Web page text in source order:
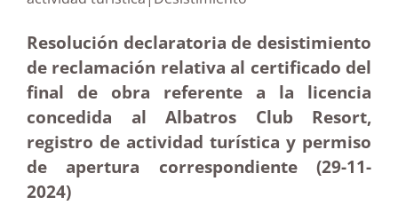
Resolución declaratoria de desistimiento
de reclamación relativa al certificado del
final de obra referente a la licencia
concedida al Albatros Club Resort,
registro de actividad turística y permiso
de apertura correspondiente (29-11-
2024)